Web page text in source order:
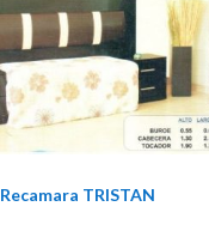
Recamara TRISTAN